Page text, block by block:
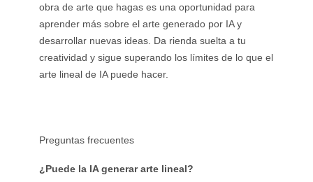
obra de arte que hagas es una oportunidad para
aprender más sobre el arte generado por IA y
desarrollar nuevas ideas. Da rienda suelta a tu
creatividad y sigue superando los límites de lo que el
arte lineal de IA puede hacer.
Preguntas frecuentes
¿Puede la IA generar arte lineal?